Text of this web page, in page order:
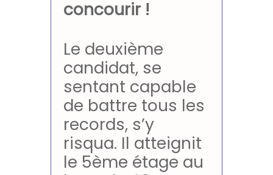
concourir !
Le deuxième
candidat, se
sentant capable
de battre tous les
records, s’y
risqua. Il atteignit
le 5ème étage au